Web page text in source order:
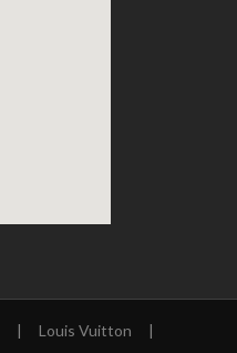
| Louis Vuitton
|